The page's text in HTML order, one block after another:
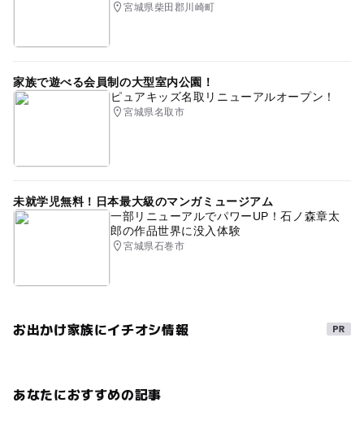
宮城県柴田郡川崎町
家族で遊べる会員制の大型室内公園！
ピュアキッズ名取リニューアルオープン！
宮城県名取市
未就学児無料！日本最大級のマンガミュージアム
一部リニューアルでパワーUP！石ノ森章太
郎の作品世界に没入体験
宮城県石巻市
お出かけ家族にイチオシ情報
あなたにおすすめの記事